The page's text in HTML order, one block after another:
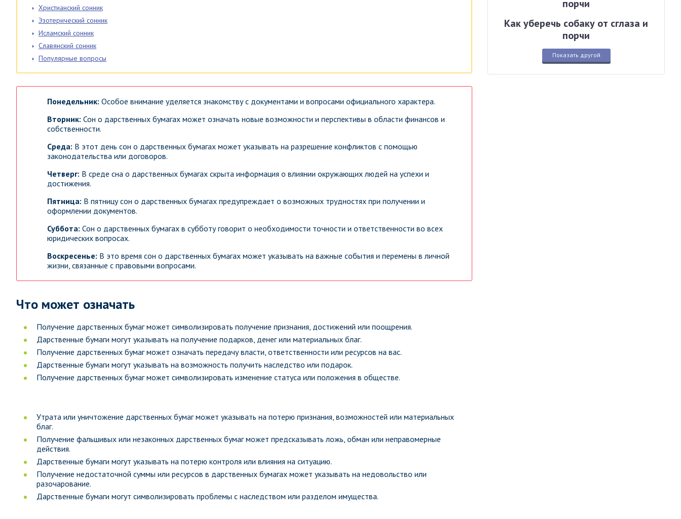
Христианский сонник
Эзотерический сонник
Исламский сонник
Славянский сонник
Популярные вопросы
Понедельник: Особое внимание уделяется знакомству с документами и вопросами официального характера.
Вторник: Сон о дарственных бумагах может означать новые возможности и перспективы в области финансов и
собственности.
Среда: В этот день сон о дарственных бумагах может указывать на разрешение конфликтов с помощью
законодательства или договоров.
Четверг: В среде сна о дарственных бумагах скрыта информация о влиянии окружающих людей на успехи и
достижения.
Пятница: В пятницу сон о дарственных бумагах предупреждает о возможных трудностях при получении и
оформлении документов.
Суббота: Сон о дарственных бумагах в субботу говорит о необходимости точности и ответственности во всех
юридических вопросах.
Воскресенье: В это время сон о дарственных бумагах может указывать на важные события и перемены в личной
жизни, связанные с правовыми вопросами.
Что может означать
Получение дарственных бумаг может символизировать получение признания, достижений или поощрения.
Дарственные бумаги могут указывать на получение подарков, денег или материальных благ.
Получение дарственных бумаг может означать передачу власти, ответственности или ресурсов на вас.
Дарственные бумаги могут указывать на возможность получить наследство или подарок.
Получение дарственных бумаг может символизировать изменение статуса или положения в обществе.
Утрата или уничтожение дарственных бумаг может указывать на потерю признания, возможностей или материальных
благ.
Получение фальшивых или незаконных дарственных бумаг может предсказывать ложь, обман или неправомерные
действия.
Дарственные бумаги могут указывать на потерю контроля или влияния на ситуацию.
Получение недостаточной суммы или ресурсов в дарственных бумагах может указывать на недовольство или
разочарование.
Дарственные бумаги могут символизировать проблемы с наследством или разделом имущества.
Как уберечь собаку от сглаза и
порчи
Показать другой